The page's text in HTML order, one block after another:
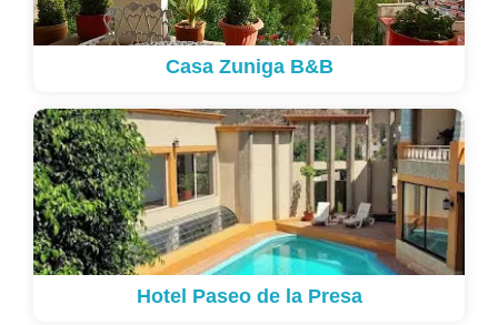
Casa Zuniga B&B
Hotel Paseo de la Presa